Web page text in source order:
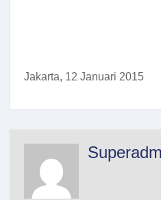
Jakarta, 12 Januari 2015